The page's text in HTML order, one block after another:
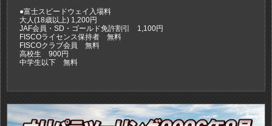
●富士スピードウェイ入場料
大人(18歳以上) 1,200円
JAF会員・SD・ゴールド免許割引 1,100円
FISCOライセンス保持者 無料
FISCOクラブ会員 無料
高校生 900円
中学生以下 無料